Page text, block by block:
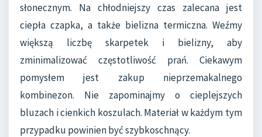
słonecznym. Na chłodniejszy czas zalecana jest
ciepła czapka, a także bielizna termiczna. Weźmy
większą liczbę skarpetek i bielizny, aby
zminimalizować częstotliwość prań. Ciekawym
pomysłem jest zakup nieprzemakalnego
kombinezon. Nie zapominajmy o cieplejszych
bluzach i cienkich koszulach. Materiał w każdym tym
przypadku powinien być szybkoschnący.